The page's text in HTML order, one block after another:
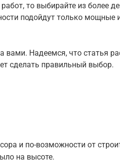
то выбирайте из более
подойдут только мощные
вами. Надеемся, что статья
сделать правильный выбор.
и по-возможности от
на высоте.